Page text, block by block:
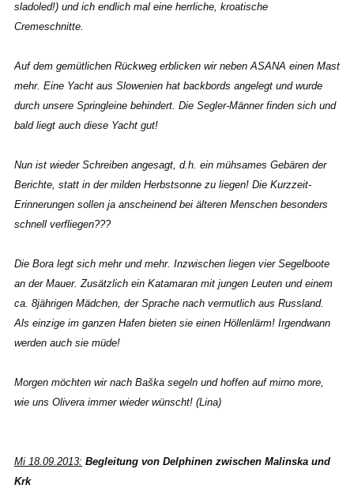
sladoled!) und ich endlich mal eine herrliche, kroatische
Cremeschnitte.
Auf dem gemütlichen Rückweg erblicken wir neben ASANA einen Mast
mehr. Eine Yacht aus Slowenien hat backbords angelegt und wurde
durch unsere Springleine behindert. Die Segler-Männer finden sich und
bald liegt auch diese Yacht gut!
Nun ist wieder Schreiben angesagt, d.h. ein mühsames Gebären der
Berichte, statt in der milden Herbstsonne zu liegen! Die Kurzzeit-
Erinnerungen sollen ja anscheinend bei älteren Menschen besonders
schnell verfliegen???
Die Bora legt sich mehr und mehr. Inzwischen liegen vier Segelboote
an der Mauer. Zusätzlich ein Katamaran mit jungen Leuten und einem
ca. 8jährigen Mädchen, der Sprache nach vermutlich aus Russland.
Als einzige im ganzen Hafen bieten sie einen Höllenlärm! Irgendwann
werden auch sie müde!
Morgen möchten wir nach Baška segeln und hoffen auf mirno more,
wie uns Olivera immer wieder wünscht! (Lina)
Mi 18.09.2013: Begleitung von Delphinen zwischen Malinska und
Krk